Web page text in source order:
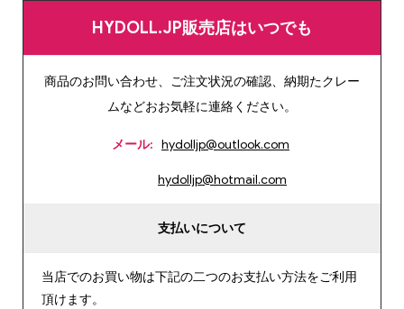
HYDOLL.JP販売店はいつでも
商品のお問い合わせ、ご注文状況の確認、納期たクレー
ムなどおお気軽に連絡ください。
メール: hydolljp@outlook.com
hydolljp@hotmail.com
支払いについて
当店でのお買い物は下記の二つのお支払い方法をご利用
頂けます。